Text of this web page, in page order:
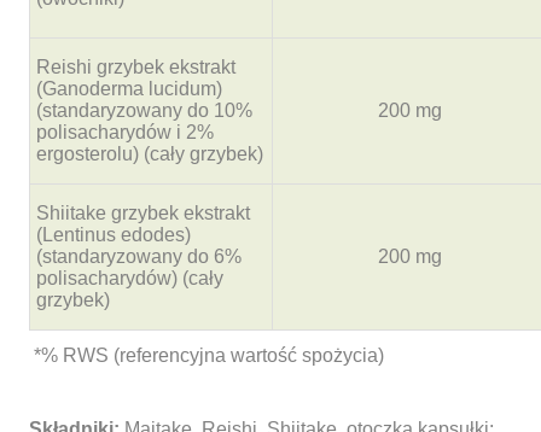
Reishi grzybek ekstrakt
(Ganoderma lucidum)
(standaryzowany do 10%
polisacharydów i 2%
ergosterolu) (cały grzybek)
200 mg
Shiitake grzybek ekstrakt
(Lentinus edodes)
(standaryzowany do 6%
polisacharydów) (cały
grzybek)
200 mg
*% RWS (referencyjna wartość spożycia)